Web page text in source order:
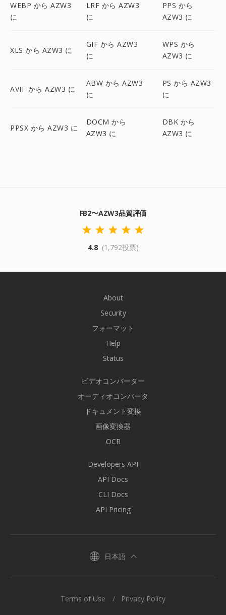
WEBP から AZW3
に
LRF から AZW3
に
PPS から
AZW3 に
XLS から AZW3 に
GIF から AZW3
に
WPS から
AZW3 に
AVIF から AZW3 に
ABW から AZW3
に
PS から AZW3
に
PPSX から AZW3 に
DOCM から
AZW3 に
DBK から
AZW3 に
FB2〜AZW3品質評価
4.8 (1,792投票)
About
Security
フォーマット
Help
Status
ビデオコンバーター
オーディオコンバータ
ドキュメント変換
画像変換器
OCR
Developers API
API Docs
CLI Docs
API Pricing
日本語
Terms of Use Privacy Policy